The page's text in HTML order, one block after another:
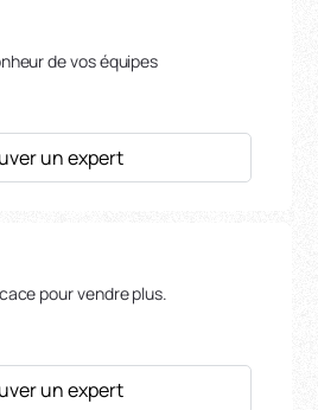
de vos équipes
un expert
pour vendre plus.
un expert